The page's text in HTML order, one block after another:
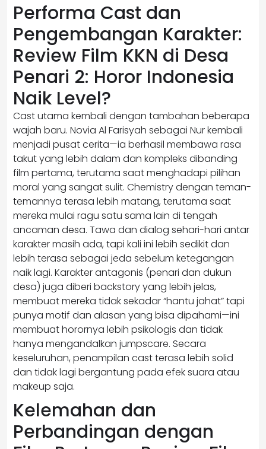
Performa Cast dan
Pengembangan Karakter:
Review Film KKN di Desa
Penari 2: Horor Indonesia
Naik Level?
Cast utama kembali dengan tambahan beberapa
wajah baru. Novia Al Farisyah sebagai Nur kembali
menjadi pusat cerita—ia berhasil membawa rasa
takut yang lebih dalam dan kompleks dibanding
film pertama, terutama saat menghadapi pilihan
moral yang sangat sulit. Chemistry dengan teman-
temannya terasa lebih matang, terutama saat
mereka mulai ragu satu sama lain di tengah
ancaman desa. Tawa dan dialog sehari-hari antar
karakter masih ada, tapi kali ini lebih sedikit dan
lebih terasa sebagai jeda sebelum ketegangan
naik lagi. Karakter antagonis (penari dan dukun
desa) juga diberi backstory yang lebih jelas,
membuat mereka tidak sekadar “hantu jahat” tapi
punya motif dan alasan yang bisa dipahami—ini
membuat horornya lebih psikologis dan tidak
hanya mengandalkan jumpscare. Secara
keseluruhan, penampilan cast terasa lebih solid
dan tidak lagi bergantung pada efek suara atau
makeup saja.
Kelemahan dan
Perbandingan dengan